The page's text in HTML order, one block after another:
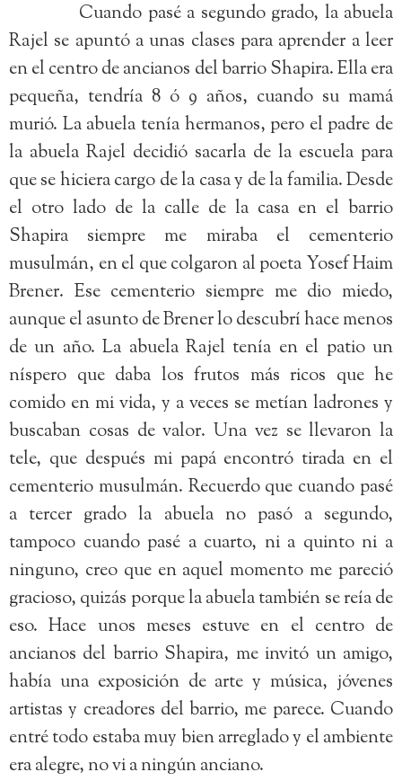
Cuando pasé a segundo grado, la abuela
Rajel se apuntó a unas clases para aprender a leer
en el centro de ancianos del barrio Shapira. Ella era
pequeña, tendría 8 ó 9 años, cuando su mamá
murió. La abuela tenía hermanos, pero el padre de
la abuela Rajel decidió sacarla de la escuela para
que se hiciera cargo de la casa y de la familia. Desde
el otro lado de la calle de la casa en el barrio
Shapira siempre me miraba el cementerio
musulmán, en el que colgaron al poeta Yosef Haim
Brener. Ese cementerio siempre me dio miedo,
aunque el asunto de Brener lo descubrí hace menos
de un año. La abuela Rajel tenía en el patio un
níspero que daba los frutos más ricos que he
comido en mi vida, y a veces se metían ladrones y
buscaban cosas de valor. Una vez se llevaron la
tele, que después mi papá encontró tirada en el
cementerio musulmán. Recuerdo que cuando pasé
a tercer grado la abuela no pasó a segundo,
tampoco cuando pasé a cuarto, ni a quinto ni a
ninguno, creo que en aquel momento me pareció
gracioso, quizás porque la abuela también se reía de
eso. Hace unos meses estuve en el centro de
ancianos del barrio Shapira, me invitó un amigo,
había una exposición de arte y música, jóvenes
artistas y creadores del barrio, me parece. Cuando
entré todo estaba muy bien arreglado y el ambiente
era alegre, no vi a ningún anciano.